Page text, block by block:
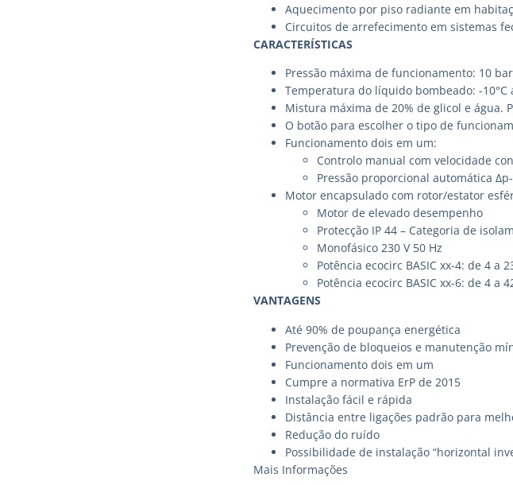
Aquecimento por piso radiante em
Circuitos de arrefecimento em sistemas
CARACTERÍSTICAS
Pressão máxima de funcionamento: 10 bar
Temperatura do líquido bombeado: -10°C
Mistura máxima de 20% de glicol e água.
O botão para escolher o tipo de
Funcionamento dois em um:
Controlo manual com velocidade
Pressão proporcional automática
Motor encapsulado com rotor/estator
Motor de elevado desempenho
Protecção IP 44 – Categoria de
Monofásico 230 V 50 Hz
Potência ecocirc BASIC xx-4: de 4 a
Potência ecocirc BASIC xx-6: de 4 a
VANTAGENS
Até 90% de poupança energética
Prevenção de bloqueios e manutenção
Funcionamento dois em um
Cumpre a normativa ErP de 2015
Instalação fácil e rápida
Distância entre ligações padrão para
Redução do ruído
Possibilidade de instalação “horizontal
Mais Informações